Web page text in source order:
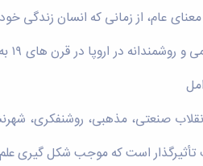
عام، از زمانی که انسان زندگی
صنعتی، مذهبی، روشنفکری،
تأثیرگذار است که موجب شکل گیری